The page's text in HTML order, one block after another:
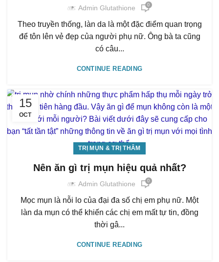
Admin Glutathione 0
Theo truyền thống, làn da là một đặc điểm quan trọng
để tôn lên vẻ đẹp của người phụ nữ. Ông bà ta cũng
có câu...
CONTINUE READING
15
OCT
TRỊ MỤN & TRỊ THÂM
Nên ăn gì trị mụn hiệu quả nhất?
Admin Glutathione 0
Mọc mụn là nỗi lo của đại đa số chị em phụ nữ. Một
làn da mụn có thể khiến các chị em mất tự tin, đồng
thời gâ...
CONTINUE READING